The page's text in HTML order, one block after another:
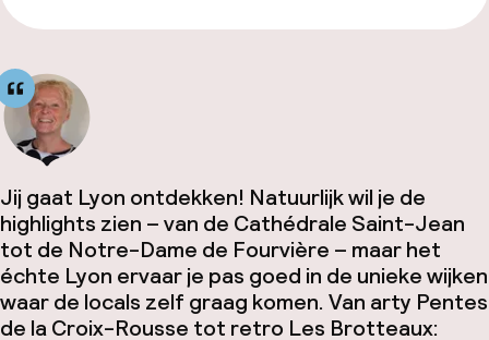
Jij gaat Lyon ontdekken! Natuurlijk wil je de
highlights zien – van de Cathédrale Saint-Jean
tot de Notre-Dame de Fourvière – maar het
échte Lyon ervaar je pas goed in de unieke wijken
waar de locals zelf graag komen. Van arty Pentes
de la Croix-Rousse tot retro Les Brotteaux: